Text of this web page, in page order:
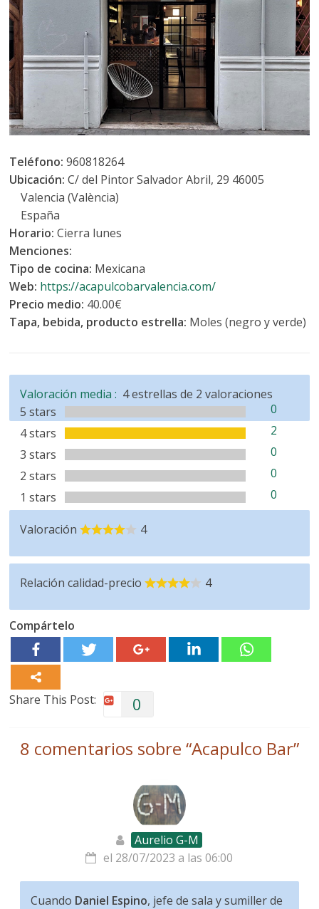
Teléfono:960818264
Ubicación:C/ del Pintor Salvador Abril, 29 46005
Valencia (València)
España
Horario:Cierra lunes
Menciones:
Tipo de cocina: Mexicana
Web: https://acapulcobarvalencia.com/
Precio medio: 40.00€
Tapa, bebida, producto estrella: Moles (negro y verde)
Valoración media :
5 stars
0
4 stars
2
3 stars
0
2 stars
0
1 stars
0
4estrellas de 2 valoraciones
Valoración 4
Relación calidad-precio 4
Compártelo
Share This Post: 0
8 comentarios sobre “Acapulco Bar”
Aurelio G-M
el 28/07/2023 a las 06:00
Cuando Daniel Espino, jefe de sala y sumiller de